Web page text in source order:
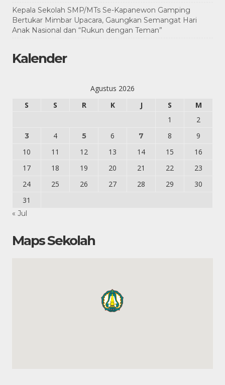
Kepala Sekolah SMP/MTs Se-Kapanewon Gamping
Bertukar Mimbar Upacara, Gaungkan Semangat Hari
Anak Nasional dan “Rukun dengan Teman”
Kalender
Agustus 2026
S
S R K J S
M
1
2
3 4 5 6 7 8
9
10
11 12 13 14 15
16
17
18 19 20 21 22
23
24
25 26 27 28 29
30
31
« Jul
Maps Sekolah